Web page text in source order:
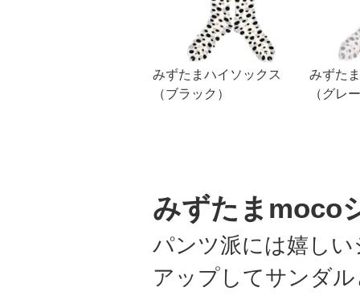
みずたまハイソックス
（ブラック）
みずた
（グレ
みずたまmoco
パンツ派には嬉し
アップしてサンダ